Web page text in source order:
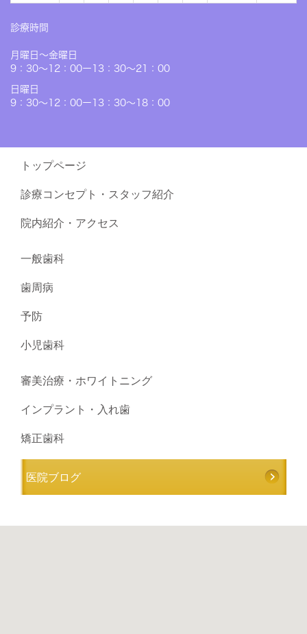
診療時間
月曜日〜金曜日
9：30～12：00ー13：30～21：00
日曜日
9：30～12：00ー13：30～18：00
トップページ
診療コンセプト・スタッフ紹介
院内紹介・アクセス
一般歯科
歯周病
予防
小児歯科
審美治療・ホワイトニング
インプラント・入れ歯
矯正歯科
医院ブログ